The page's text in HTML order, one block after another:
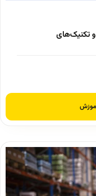
و تکنیک‌های